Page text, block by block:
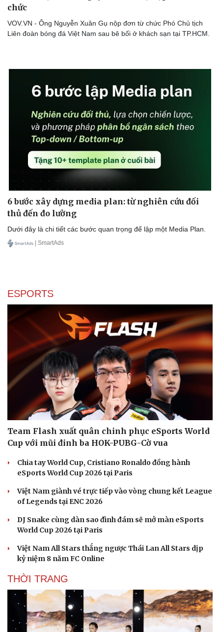
Di sản
chức
VOV.VN - Ông Nguyễn Xuân Gụ nộp đơn từ chức Phó Chủ tịch
Liên đoàn bóng đá Việt Nam sau bê bối ở khách sạn tại TP.HCM.
6 bước xây dựng media plan: từ nghiên cứu đối
thủ đến đo lường
Dưới đây là chi tiết các bước quan trọng để lập một Media Plan.
| SmartAds
ESPORTS
Team Flash xuất quân chinh phục eSports World
Cup với mũi đinh ba HOK-PUBG-Cờ vua
Chia tay World Cup, Cristiano Ronaldo đồng hành
eSports World Cup 2026 tại Paris
Việt Nam giành vé trực tiếp vào vòng chung kết League
of Legends tại ENC 2026
DJ Snake cùng dàn sao đình đám sẽ mở màn eSports
World Cup 2026 tại Paris
Việt Nam All Stars thắng ngược Thái Lan All Stars dịp
kỷ niệm 8 năm FC Online
THỜI TRANG